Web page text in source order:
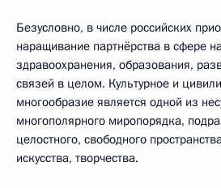
Безусловно, в числе российских
наращивание партнёрства в сфере
здравоохранения, образования,
связей в целом. Культурное и
многообразие является одной из
многополярного миропорядка,
целостного, свободного
искусства, творчества.